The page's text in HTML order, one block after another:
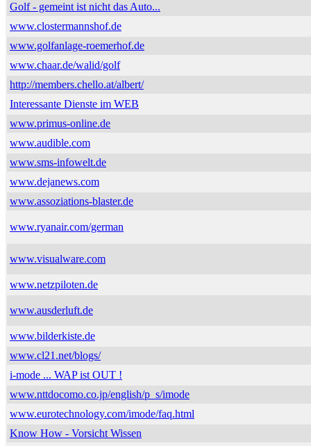
Golf - gemeint ist nicht das Auto...
www.clostermannshof.de
www.golfanlage-roemerhof.de
www.chaar.de/walid/golf
http://members.chello.at/albert/
Interessante Dienste im WEB
www.primus-online.de
www.audible.com
www.sms-infowelt.de
www.dejanews.com
www.assoziations-blaster.de
www.ryanair.com/german
www.visualware.com
www.netzpiloten.de
www.ausderluft.de
www.bilderkiste.de
www.cl21.net/blogs/
i-mode ... WAP ist OUT !
www.nttdocomo.co.jp/english/p_s/imode
www.eurotechnology.com/imode/faq.html
Know How - Vorsicht Wissen